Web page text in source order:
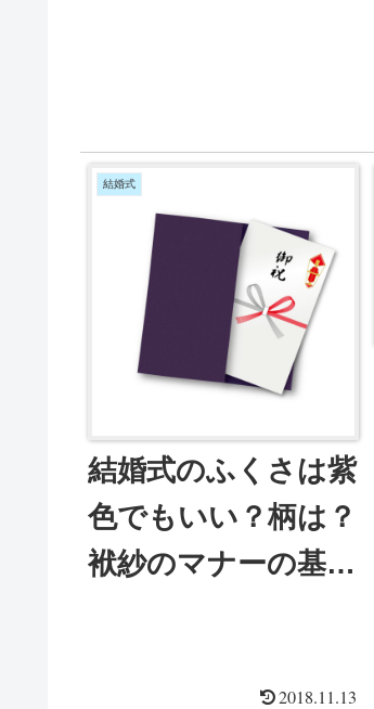
結婚式
結婚式のふくさは紫
色でもいい？柄は？
袱紗のマナーの基本
2018.11.13